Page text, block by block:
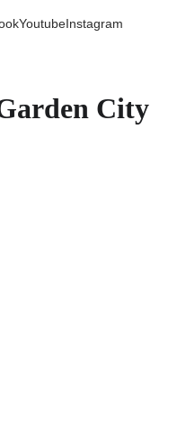
YoutubeInstagram
City